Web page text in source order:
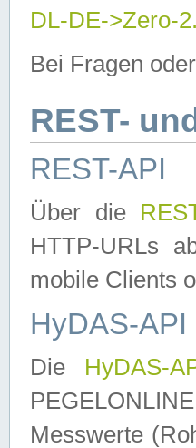
DL-DE->Zero-
Bei Fragen
REST-
REST-API
Über die
HTTP-URLs
mobile Clients
HyDAS-API
Die HyDAS-
Messwerte